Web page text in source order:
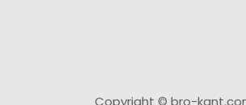
Copyright © bro-